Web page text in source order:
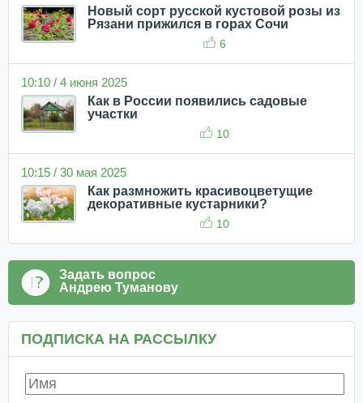
Новый сорт русской кустовой розы из
Рязани прижился в горах Сочи
6
10:10 / 4 июня 2025
Как в России появились садовые
участки
10
10:15 / 30 мая 2025
Как размножить красивоцветущие
декоративные кустарники?
10
Задать вопрос
Андрею Туманову
ПОДПИСКА НА РАССЫЛКУ